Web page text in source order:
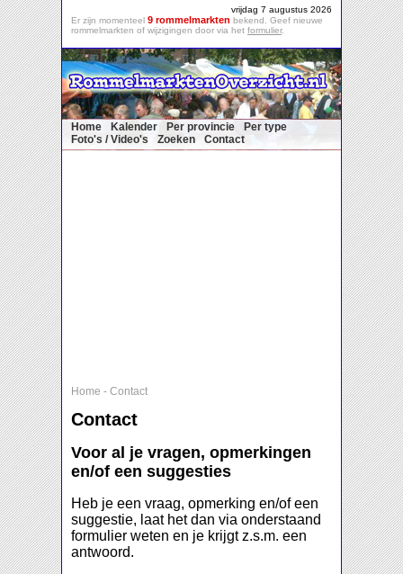
vrijdag 7 augustus 2026
Er zijn momenteel 9 rommelmarkten bekend. Geef nieuwe
rommelmarkten of wijzigingen door via het formulier.
Home Kalender Per provincie
Per type
Foto's / Video's
Zoeken Contact
Home - Contact
Contact
Voor al je vragen, opmerkingen
en/of een suggesties
Heb je een vraag, opmerking en/of een
suggestie, laat het dan via onderstaand
formulier weten en je krijgt z.s.m. een
antwoord.